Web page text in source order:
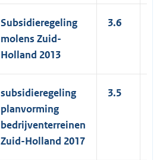
Subsidieregeling
molens Zuid-
Holland 2013
3.6
subsidieregeling
planvorming
bedrijventerreinen
Zuid-Holland 2017
3.5